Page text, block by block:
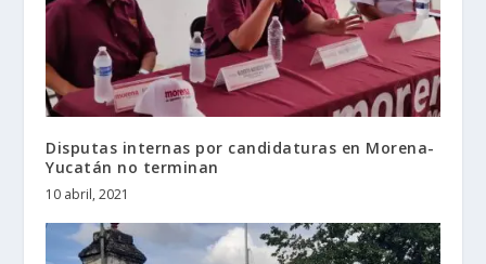
Disputas internas por candidaturas en Morena-
Yucatán no terminan
10 abril, 2021